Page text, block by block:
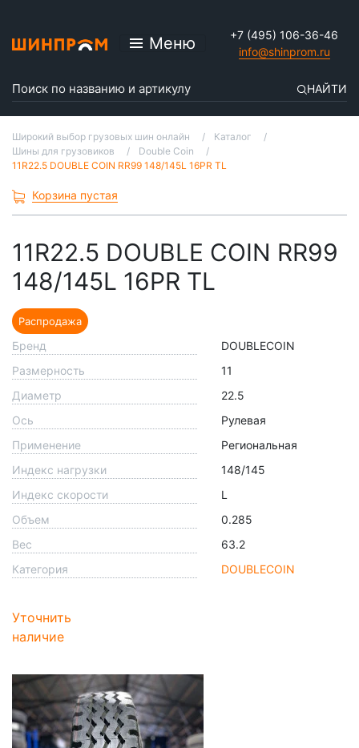
Меню
+7 (495) 106-36-46
info@shinprom.ru
НАЙТИ
Широкий выбор грузовых шин онлайн
Каталог
Шины для грузовиков
Double Coin
11R22.5 DOUBLE COIN RR99 148/145L 16PR TL
Корзина пустая
11R22.5 DOUBLE COIN RR99
148/145L 16PR TL
Распродажа
Бренд
DOUBLECOIN
Размерность
11
Диаметр
22.5
Ось
Рулевая
Применение
Региональная
Индекс нагрузки
148/145
Индекс скорости
L
Объем
0.285
Вес
63.2
Категория
DOUBLECOIN
Уточнить
наличие